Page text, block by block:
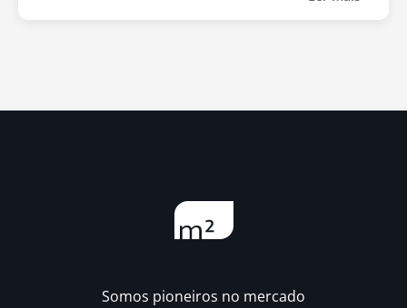
Somos pioneiros no mercado